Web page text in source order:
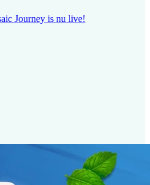
Journey is nu live!